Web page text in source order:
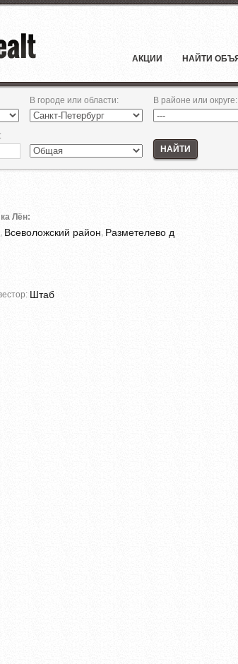
АКЦИИ НАЙТИ
В городе или области: В районе или округе:
:
НАЙТИ
Лён:
, Всеволожский район, Разметелево д
Штаб